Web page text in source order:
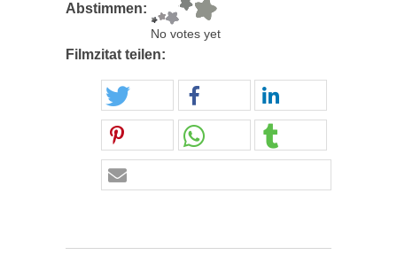
Abstimmen:
No votes yet
Filmzitat teilen: